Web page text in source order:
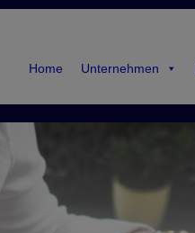
Home Unternehmen